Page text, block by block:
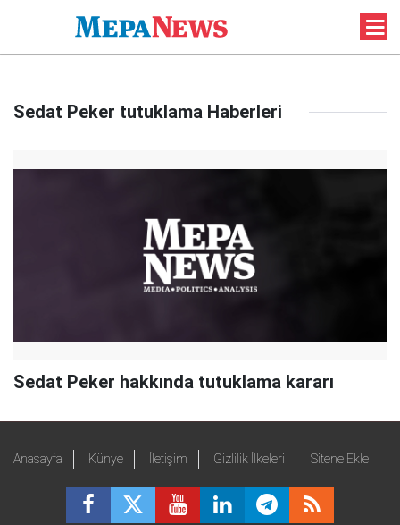
Sedat Peker tutuklama Haberleri
Sedat Peker hakkında tutuklama kararı
Anasayfa Künye İletişim Gizlilik İlkeleri Sitene Ekle